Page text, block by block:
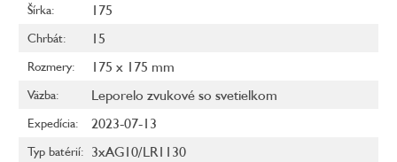
Šírka: 175
Chrbát: 15
Rozmery: 175 x 175 mm
Väzba: Leporelo zvukové so svetielkom
Expedícia: 2023-07-13
Typ batérií: 3xAG10/LR1130